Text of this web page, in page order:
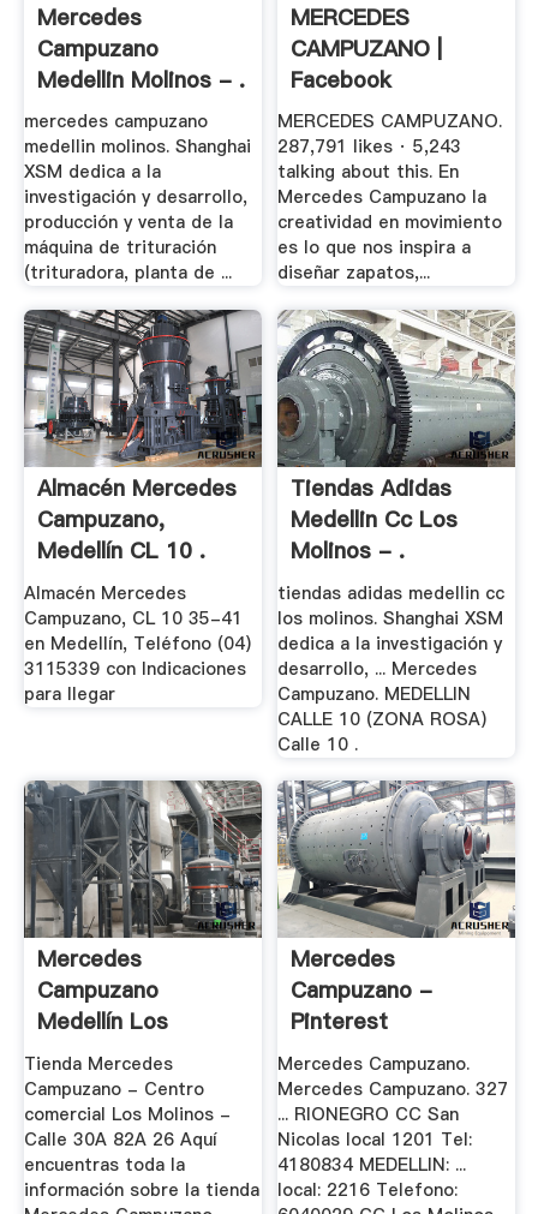
Mercedes
Campuzano
Medellin Molinos - .
mercedes campuzano
medellin molinos. Shanghai
XSM dedica a la
investigación y desarrollo,
producción y venta de la
máquina de trituración
(trituradora, planta de ...
MERCEDES
CAMPUZANO |
Facebook
MERCEDES CAMPUZANO.
287,791 likes · 5,243
talking about this. En
Mercedes Campuzano la
creatividad en movimiento
es lo que nos inspira a
diseñar zapatos,...
Almacén Mercedes
Campuzano,
Medellín CL 10 .
Almacén Mercedes
Campuzano, CL 10 35-41
en Medellín, Teléfono (04)
3115339 con Indicaciones
para llegar
Tiendas Adidas
Medellin Cc Los
Molinos - .
tiendas adidas medellin cc
los molinos. Shanghai XSM
dedica a la investigación y
desarrollo, ... Mercedes
Campuzano. MEDELLIN
CALLE 10 (ZONA ROSA)
Calle 10 .
Mercedes
Campuzano
Medellín Los
Molinos - .
Tienda Mercedes
Campuzano - Centro
comercial Los Molinos -
Calle 30A 82A 26 Aquí
encuentras toda la
información sobre la tienda
Mercedes
Campuzano -
Pinterest
Mercedes Campuzano.
Mercedes Campuzano. 327
... RIONEGRO CC San
Nicolas local 1201 Tel:
4180834 MEDELLIN: ...
local: 2216 Telefono: